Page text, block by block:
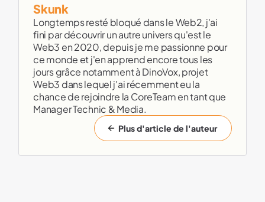
Skunk
Longtemps resté bloqué dans le Web2, j'ai
fini par découvrir un autre univers qu'est le
Web3 en 2020, depuis je me passionne pour
ce monde et j'en apprend encore tous les
jours grâce notamment à DinoVox, projet
Web3 dans lequel j'ai récemment eu la
chance de rejoindre la CoreTeam en tant que
Manager Technic & Media.
Plus d'article de l'auteur